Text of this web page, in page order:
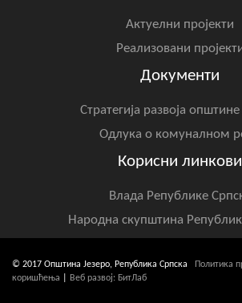
Актуелни пројекти
Реализовани
Документи
Стратегија развоја општине
Одлука о комуналном
Корисни линкови
Влада Републике
Народна скупштина
© 2017 Општина Језеро, Република Српска Политика
коришћења
Веб развој: БитЛаб